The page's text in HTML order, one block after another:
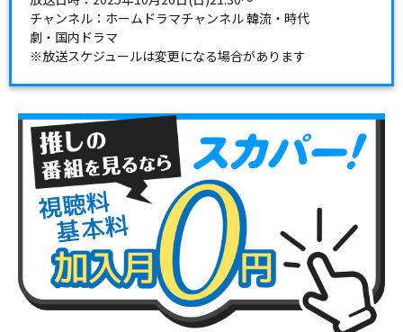
チャンネル：ホームドラマチャンネル 韓流・時代
劇・国内ドラマ
※放送スケジュールは変更になる場合があります